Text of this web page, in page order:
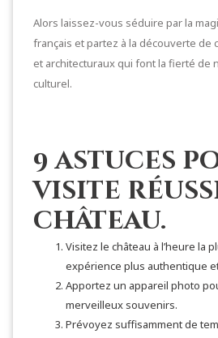
Alors laissez-vous séduire par la
français et partez à la découverte de
et architecturaux qui font la fierté de
culturel.
9 astuces
visite
château.
Visitez le château à l’heure la
expérience plus authentique
Apportez un appareil photo
merveilleux souvenirs.
Prévoyez suffisamment de